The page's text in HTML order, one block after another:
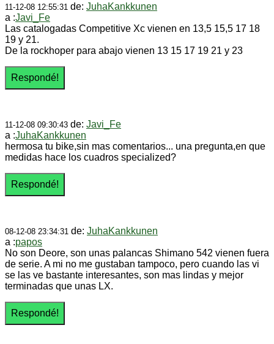
11-12-08 12:55:31 de: JuhaKankkunen
a :Javi_Fe
Las catalogadas Competitive Xc vienen en 13,5 15,5 17 18
19 y 21.
De la rockhoper para abajo vienen 13 15 17 19 21 y 23
11-12-08 09:30:43 de: Javi_Fe
a :JuhaKankkunen
hermosa tu bike,sin mas comentarios... una pregunta,en que
medidas hace los cuadros specialized?
08-12-08 23:34:31 de: JuhaKankkunen
a :papos
No son Deore, son unas palancas Shimano 542 vienen fuera
de serie. A mi no me gustaban tampoco, pero cuando las vi
se las ve bastante interesantes, son mas lindas y mejor
terminadas que unas LX.